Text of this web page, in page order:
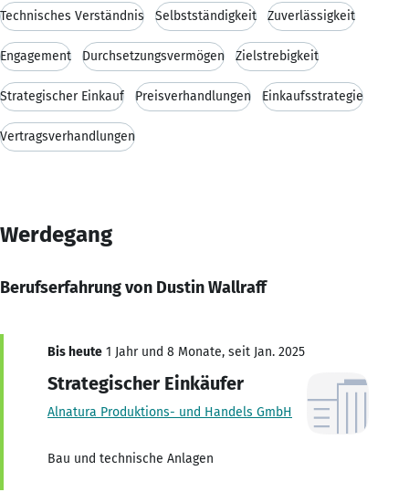
Technisches Verständnis Selbstständigkeit Zuverlässigkeit
Engagement Durchsetzungsvermögen Zielstrebigkeit
Strategischer Einkauf Preisverhandlungen Einkaufsstrategie
Vertragsverhandlungen
Werdegang
Berufserfahrung von Dustin Wallraff
Bis heute 1 Jahr und 8 Monate, seit Jan. 2025
Strategischer Einkäufer
Alnatura Produktions- und Handels GmbH
Bau und technische Anlagen